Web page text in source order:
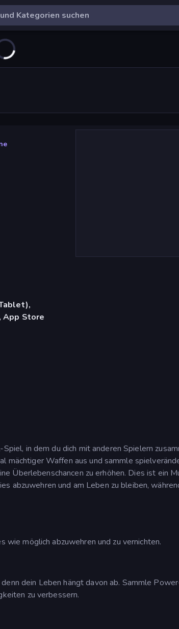
App Store
in dem du dich mit anderen Spielern
mächtiger Waffen aus und sammle
Überlebenschancen zu erhöhen. Dies ist ein
abzuwehren und am Leben zu bleiben,
wie möglich abzuwehren und zu vernichten.
dein Leben hängt davon ab. Sammle
zu verbessern.